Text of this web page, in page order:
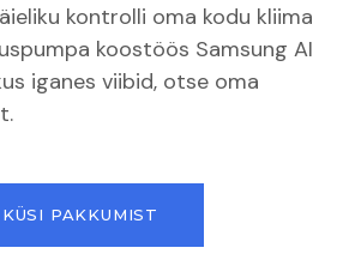
kontrolli oma kodu kliima
koostöös Samsung AI
iganes viibid, otse oma
KÜSI PAKKUMIST